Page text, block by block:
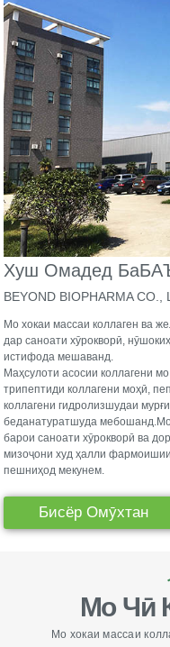
Хуш Омадед Ба
BEYOND BIOPHARMA CO.,
Мо хокаи массаи коллаген ва
дар саноати хӯрокворӣ,
истифода мешаванд.
Маҳсулоти асосии коллагени
трипептиди коллагени моҳӣ,
коллагени гидролизшудаи
беданатуратшуда
барои саноати хӯрокворӣ ва
мизоҷони худ ҳалли
пешниҳод мекунем.
Бисёр Омӯхтан
Мо Чӣ
Мо хокаи массаи